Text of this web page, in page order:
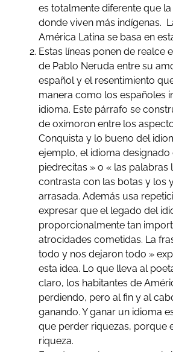
es totalmente diferente que
donde viven más indígenas.
América Latina se basa en
Estas líneas ponen de realce
de Pablo Neruda entre su
español y el resentimiento
manera como los españoles
idioma. Este párrafo se
de oxímoron entre los
Conquista y lo bueno del
ejemplo, el idioma
piedrecitas » o « las palabras
contrasta con las botas y los
arrasada. Además usa
expresar que el legado del
proporcionalmente tan
atrocidades cometidas. La
todo y nos dejaron todo »
esta idea. Lo que lleva al
claro, los habitantes de
perdiendo, pero al fin y al
ganando. Y ganar un idioma
que perder riquezas, porque
riqueza.